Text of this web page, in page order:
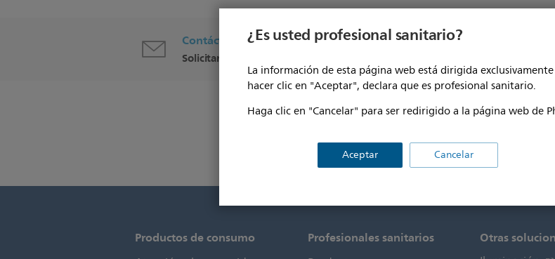
¿Es usted profesional sanitario?
La información de esta página web está dirigida
hacer clic en "Aceptar", declara que es profesional sanitario.
Haga clic en "Cancelar" para ser redirigido a la página web de
Aceptar Cancelar
Contáctenos
Solicitar contacto
Productos de consumo Profesionales sanitarios Otras